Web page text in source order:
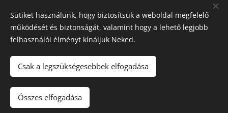
Trattoria Pera D'oro, 2011 Budakalász , Budai út 47, +36-26-
777-189
Sütiket használunk, hogy biztosítsuk a weboldal megfelelő
működését és biztonságát, valamint hogy a lehető legjobb
felhasználói élményt kínáljuk Neked.
Csak a legszükségesebbek elfogadása
Összes elfogadása